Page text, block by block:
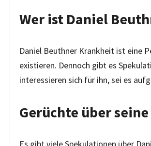
Wer ist Daniel
Daniel Beuthner Krankheit ist eine
existieren. Dennoch gibt es
interessieren sich für ihn, sei es
Gerüchte über